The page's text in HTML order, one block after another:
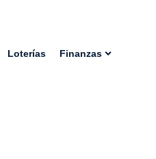
Loterías Finanzas